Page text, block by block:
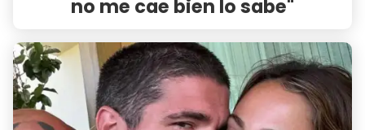
no me cae bien lo sabe"